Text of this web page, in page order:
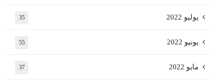
يوليو 2022 35
يونيو 2022 55
مايو 2022 37